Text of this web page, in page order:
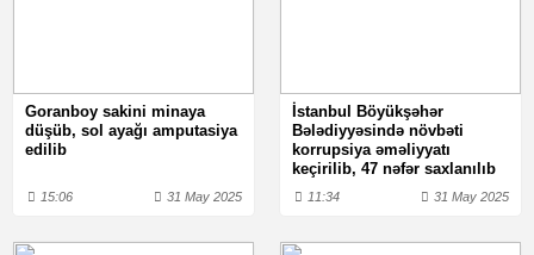
Goranboy sakini minaya
düşüb, sol ayağı amputasiya
edilib
15:06 31 May 2025
İstanbul Böyükşəhər
Bələdiyyəsində növbəti
korrupsiya əməliyyatı
keçirilib, 47 nəfər saxlanılıb
11:34 31 May 2025